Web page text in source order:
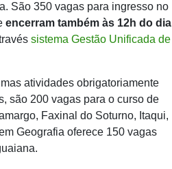
São 350 vagas para ingresso no
encerram também às 12h do dia
sistema Gestão Unificada de
atividades obrigatoriamente
são 200 vagas para o curso de
Faxinal do Soturno, Itaqui,
Geografia oferece 150 vagas